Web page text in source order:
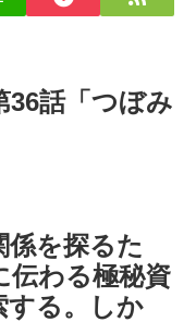
話「つぼみ
係を探るた
伝わる極秘資
する。しか